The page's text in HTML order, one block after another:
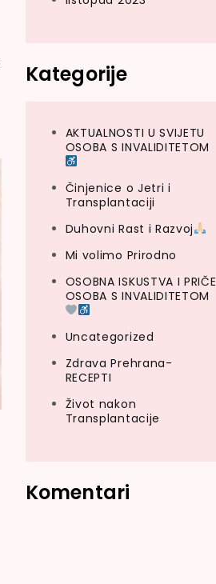
Kategorije
AKTUALNOSTI U SVIJETU
OSOBA S INVALIDITETOM
Činjenice o Jetri i
Transplantaciji
Duhovni Rast i Razvoj
Mi volimo Prirodno
OSOBNA ISKUSTVA I PRIČE
OSOBA S INVALIDITETOM
Uncategorized
Zdrava Prehrana-
RECEPTI
Život nakon
Transplantacije
Komentari